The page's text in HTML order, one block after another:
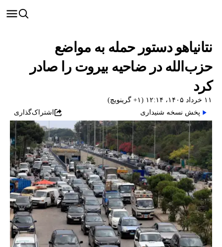
نتانیاهو دستور حمله به مواضع
حزب‌الله در ضاحیه بیروت را صادر
کرد
۱۱ خرداد ۱۴۰۵، ۱۲:۱۴ (‎+۱ گرینویچ)
پخش نسخه شنیداری
اشتراک‌گذاری